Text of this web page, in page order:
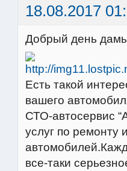
18.08.2017
Добрый день
Есть такой
вашего
СТО-автосервис
услуг по ремонту
все-таки